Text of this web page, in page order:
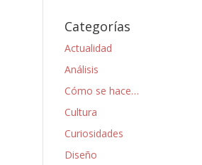
Categorías
Actualidad
Análisis
Cómo se hace…
Cultura
Curiosidades
Diseño